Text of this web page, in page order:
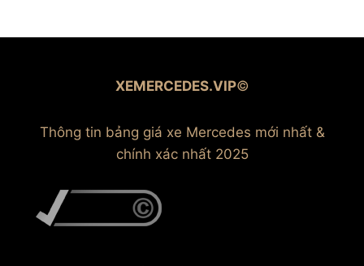
XEMERCEDES.VIP©
Thông tin bảng giá xe Mercedes mới nhất &
chính xác nhất 2025